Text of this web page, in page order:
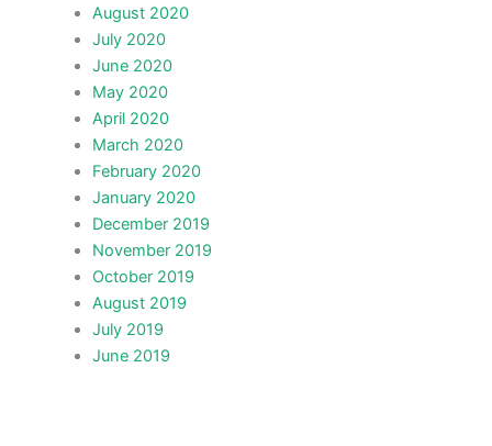
August 2020
July 2020
June 2020
May 2020
April 2020
March 2020
February 2020
January 2020
December 2019
November 2019
October 2019
August 2019
July 2019
June 2019